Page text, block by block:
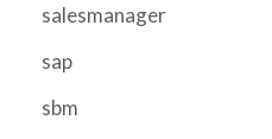
salesmanager
sap
sbm